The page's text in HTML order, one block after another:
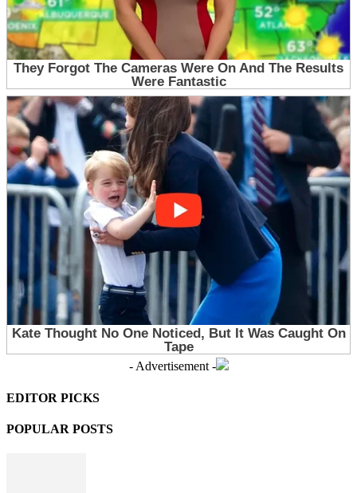
- Advertisement -
EDITOR PICKS
POPULAR POSTS